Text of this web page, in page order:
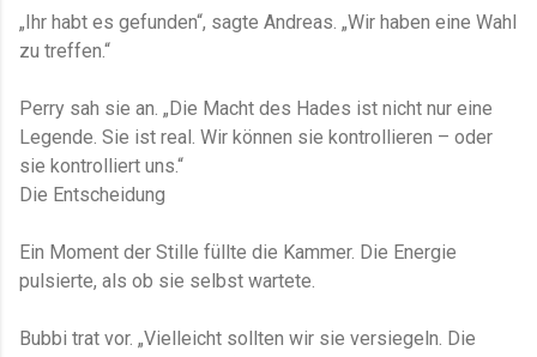
„Ihr habt es gefunden“, sagte Andreas. „Wir haben eine Wahl
zu treffen.“
Perry sah sie an. „Die Macht des Hades ist nicht nur eine
Legende. Sie ist real. Wir können sie kontrollieren – oder
sie kontrolliert uns.“
Die Entscheidung
Ein Moment der Stille füllte die Kammer. Die Energie
pulsierte, als ob sie selbst wartete.
Bubbi trat vor. „Vielleicht sollten wir sie versiegeln. Die